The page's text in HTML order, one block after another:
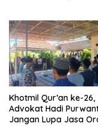
Khotmil Qur’an ke-26,
Advokat Hadi
Jangan Lupa Jasa